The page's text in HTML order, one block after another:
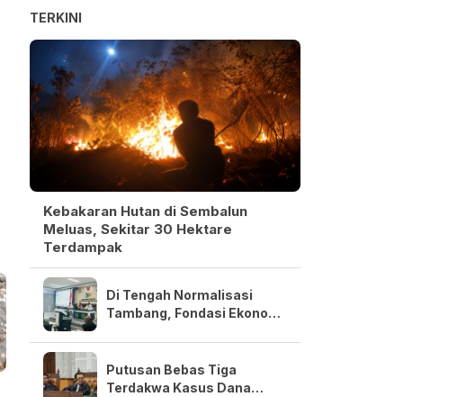
TERKINI
Kebakaran Hutan di Sembalun
Meluas, Sekitar 30 Hektare
Terdampak
Di Tengah Normalisasi
Tambang, Fondasi Ekonomi
Putusan Bebas Tiga
Terdakwa Kasus Dana